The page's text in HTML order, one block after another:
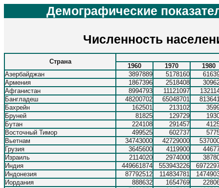
Демографические
Численность
Страна
1960 1970
1980
Азербайджан
3897889 5178160
Армения
1867396 2518408
Афганистан
8994793 11121097
Бангладеш
48200702 65048701
Бахрейн
162501 213102
Бруней
81825 129729
Бутан
224108 291457
Восточный Тимор
499525 602737
Вьетнам
34743000 42729000
Грузия
3645600 4119900
Израиль
2114020 2974000
Индия
449661874 553943226
Индонезия
87792512 114834781
Иордания
888632 1654769